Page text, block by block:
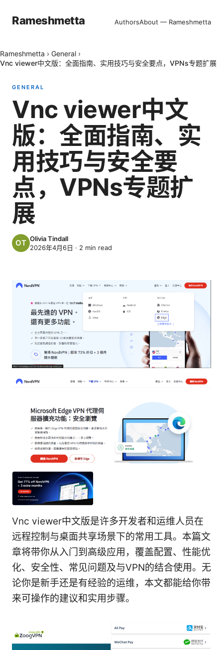
Rameshmetta AuthorsAbout — Rameshmetta
Rameshmetta › General ›
Vnc viewer中文版：全面指南、实用技巧与安全要点，VPNs专题扩展
GENERAL
Vnc viewer中文
版：全面指南、实
用技巧与安全要
点，VPNs专题扩
展
Olivia Tindall
2026年4月6日 · 2 min read
Vnc viewer中文版是许多开发者和运维人员在
远程控制与桌面共享场景下的常用工具。本篇文
章将带你从入门到高级应用，覆盖配置、性能优
化、安全性、常见问题及与VPN的结合使用。无
论你是新手还是有经验的运维，本文都能给你带
来可操作的建议和实用步骤。